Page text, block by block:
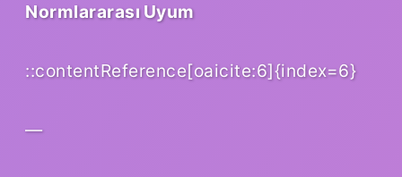
Normlararası Uyum
::contentReference[oaicite:6]{index=6}
—